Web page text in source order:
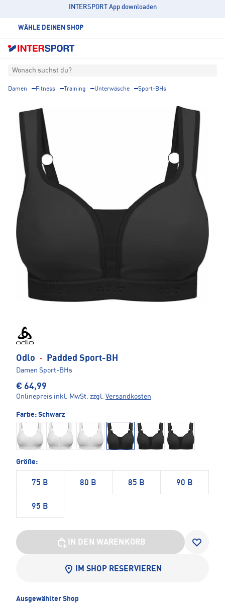
INTERSPORT App downloaden
WÄHLE DEINEN SHOP
Wonach suchst du?
Damen Fitness Training Unterwäsche Sport-BHs
Odlo · Padded Sport-BH
Damen Sport-BHs
€ 64,99
Onlinepreis inkl. MwSt. zzgl. Versandkosten
Farbe: Schwarz
Größe:
75 B 80 B 85 B 90 B
95 B
IN DEN WARENKORB
IM SHOP RESERVIEREN
Ausgewählter Shop